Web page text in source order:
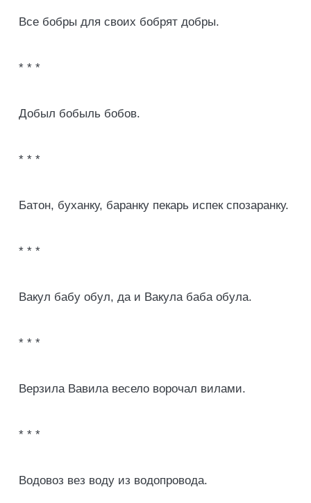
Все бобры для своих бобрят добры.
* * *
Добыл бобыль бобов.
* * *
Батон, буханку, баранку пекарь испек спозаранку.
* * *
Вакул бабу обул, да и Вакула баба обула.
* * *
Верзила Вавила весело ворочал вилами.
* * *
Водовоз вез воду из водопровода.